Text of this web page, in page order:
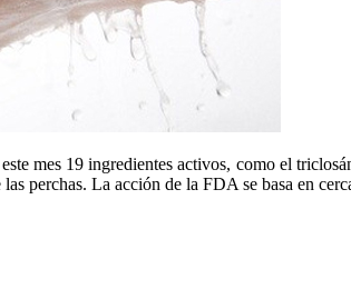
mes 19 ingredientes activos, como el
perchas. La acción de la FDA se basa en